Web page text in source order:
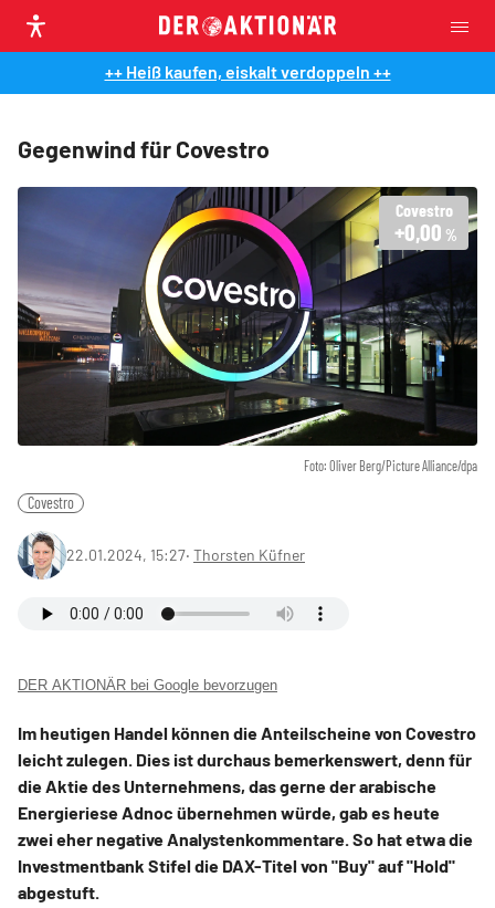
++ Heiß kaufen, eiskalt verdoppeln ++
Gegenwind für Covestro
Foto: Oliver Berg/Picture Alliance/dpa
Covestro
+0,00 %
Covestro
22.01.2024, 15:27‧ Thorsten Küfner
DER AKTIONÄR bei Google bevorzugen
Im heutigen Handel können die Anteilscheine von Covestro
leicht zulegen. Dies ist durchaus bemerkenswert, denn für
die Aktie des Unternehmens, das gerne der arabische
Energieriese Adnoc übernehmen würde, gab es heute
zwei eher negative Analystenkommentare. So hat etwa die
Investmentbank Stifel die DAX-Titel von "Buy" auf "Hold"
abgestuft.